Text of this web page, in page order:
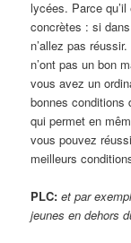
lycées. Parce
concrètes : si
n’allez pas
n’ont pas un bon
vous avez un
bonnes conditions
qui permet en
vous pouvez
meilleurs
PLC: et par
jeunes en dehors